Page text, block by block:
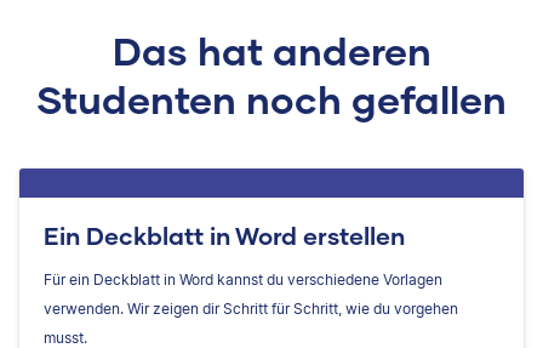
Das hat anderen
Studenten noch gefallen
Ein Deckblatt in Word erstellen
Für ein Deckblatt in Word kannst du verschiedene Vorlagen
verwenden. Wir zeigen dir Schritt für Schritt, wie du vorgehen
musst.